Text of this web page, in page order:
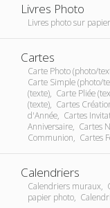
Livres Photo
Livres photo sur
Cartes
Carte Photo (photo/
Carte Simple (photo/
(texte), Carte Pliée
(texte), Cartes
d'Année, Cartes
Anniversaire, Cartes
Communion, Cartes
Calendriers
Calendriers muraux,
papier photo,